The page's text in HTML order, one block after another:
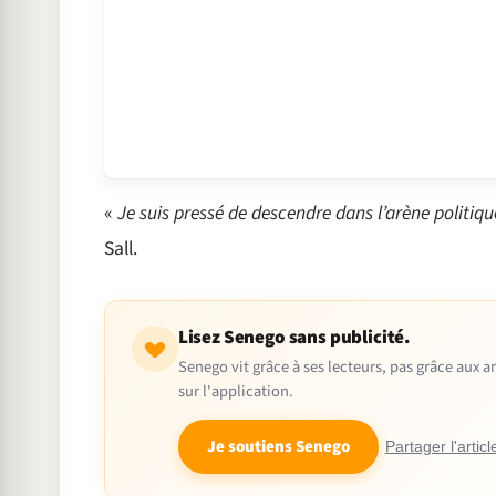
« Je suis pressé de descendre dans l’arène
Sall.
Lisez Senego sans publicité.
Senego vit grâce à ses lecteurs, pas grâce
sur l'application.
Je soutiens Senego Partager